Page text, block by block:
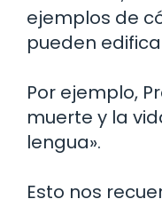
ejemplos de
pueden
Por ejemplo,
muerte y la
lengua».
Esto nos